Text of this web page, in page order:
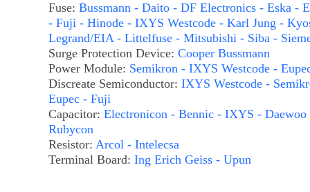
Fuse: Bussmann - Daito - DF Electronics - Eska -
- Fuji - Hinode - IXYS Westcode - Karl Jung -
Legrand/EIA - Littelfuse - Mitsubishi - Siba -
Surge Protection Device: Cooper Bussmann
Power Module: Semikron - IXYS Westcode -
Discreate Semiconductor: IXYS Westcode -
Eupec - Fuji
Capacitor: Electronicon - Bennic - IXYS - Daewoo
Rubycon
Resistor: Arcol - Intelecsa
Terminal Board: Ing Erich Geiss - Upun